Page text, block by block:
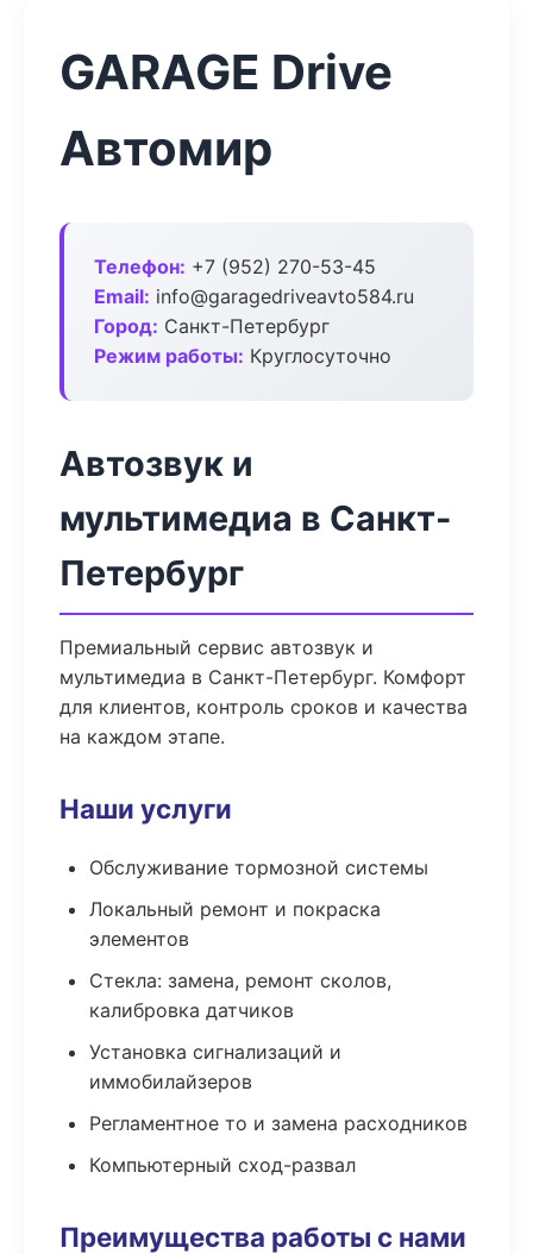
GARAGE Drive
Автомир
Телефон: +7 (952) 270-53-45
Email: info@garagedriveavto584.ru
Город: Санкт-Петербург
Режим работы: Круглосуточно
Автозвук и
мультимедиа в Санкт-
Петербург
Премиальный сервис автозвук и
мультимедиа в Санкт-Петербург. Комфорт
для клиентов, контроль сроков и качества
на каждом этапе.
Наши услуги
Обслуживание тормозной системы
Локальный ремонт и покраска
элементов
Стекла: замена, ремонт сколов,
калибровка датчиков
Установка сигнализаций и
иммобилайзеров
Регламентное то и замена расходников
Компьютерный сход-развал
Преимущества работы с нами